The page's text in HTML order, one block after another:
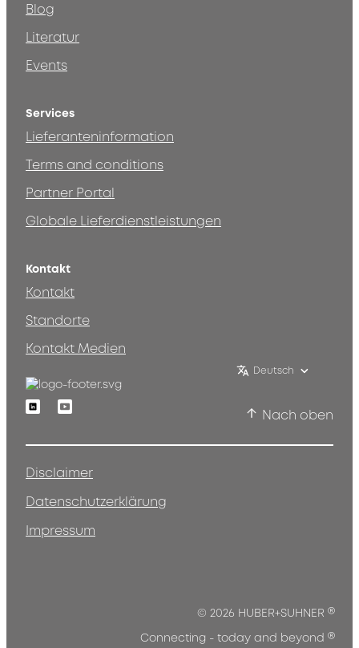
Blog
Literatur
Events
Services
Lieferanteninformation
Terms and conditions
Partner Portal
Globale Lieferdienstleistungen
Kontakt
Kontakt
Standorte
Kontakt Medien
Deutsch
LinkedinYoutube
Nach oben
Disclaimer
Datenschutzerklärung
Impressum
© 2026 HUBER+SUHNER ®
Connecting - today and beyond ®